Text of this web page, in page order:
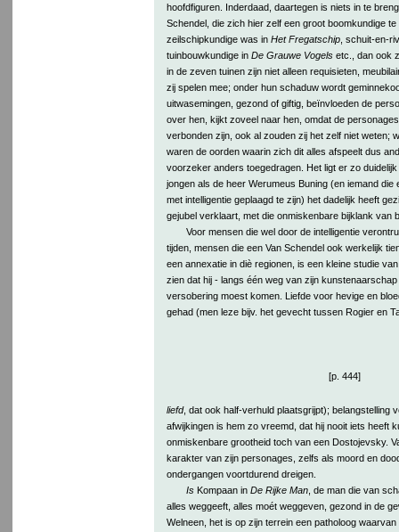
hoofdfiguren. Inderdaad, daartegen is niets in te
Schendel, die zich hier zelf een groot boomkundige
zeilschipkundige was in Het Fregatschip, schuit-en-
tuinbouwkundige in De Grauwe Vogelsetc., dan ook
in de zeven tuinen zijn niet alleen requisieten,
zij spelen mee; onder hun schaduw wordt
uitwasemingen, gezond of giftig, beïnvloeden de
over hen, kijkt zoveel naar hen, omdat de personages
verbonden zijn, ook al zouden zij het zelf niet weten;
waren de oorden waarin zich dit alles afspeelt dus
voorzeker anders toegedragen. Het ligt er zo
jongen als de heer Werumeus Buning (en iemand die
met intelligentie geplaagd te zijn) het dadelijk heeft
gejubel verklaart, met die onmiskenbare bijklank van
Voor mensen die wel door de intelligentie
tijden, mensen die een Van Schendel ook werkelijk
een annexatie in diè regionen, is een kleine studie
zien dat hij - langs één weg van zijn
versobering moest komen. Liefde voor hevige en
gehad (men leze bijv. het gevecht tussen Rogier en
[p. 444]
liefd, dat ook half-verhuld plaatsgrijpt); belangstelling
afwijkingen is hem zo vreemd, dat hij nooit iets heeft
onmiskenbare grootheid toch van een Dostojevsky.
karakter van zijn personages, zelfs als moord en
ondergangen voortdurend dreigen.
IsKompaan in De Rijke Man, de man die van
alles weggeeft, alles moét weggeven, gezond in de
Welneen, het is op zijn terrein een patholoog